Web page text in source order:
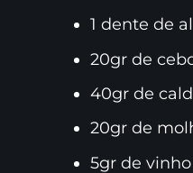
1 dente de
20gr de
40gr de
20gr de
5gr de